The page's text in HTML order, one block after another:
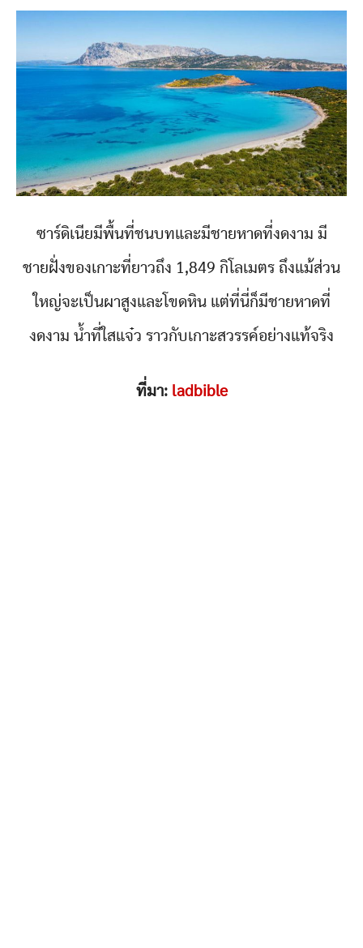
ซาร์ดิเนียมีพื้นที่ชนบทและมีชายหาดที่งดงาม มี
ชายฝั่งของเกาะที่ยาวถึง 1,849 กิโลเมตร ถึงแม้ส่วน
ใหญ่จะเป็นผาสูงและโขดหิน แต่ที่นี่ก็มีชายหาดที่
งดงาม น้ำที่ใสแจ๋ว ราวกับเกาะสวรรค์อย่างแท้จริง
ที่มา: ladbible